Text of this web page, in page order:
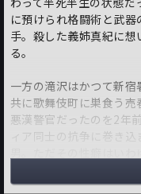
に預けられ格闘術と武
手。殺した義姉真紀に
る。
一方の滝沢はかつて新
共に歌舞伎町に巣食う
悪漢警官だったのを2年
ィア同士の抗争に巻き
痛みつけることにこの